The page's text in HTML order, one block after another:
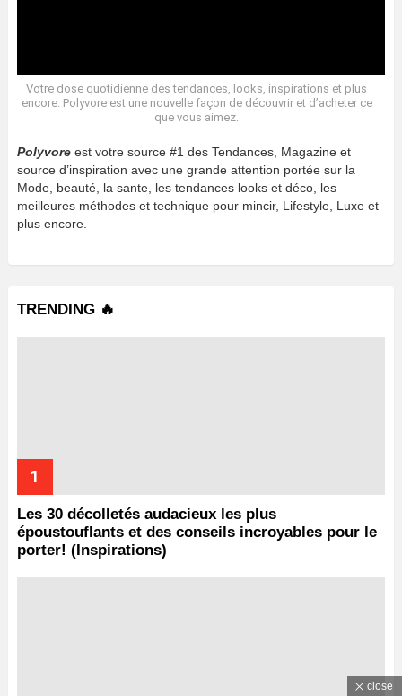
Votre dose quotidienne des tendances, looks, inspirations et plus
encore. Polyvore est une nouvelle façon de découvrir et d’acheter ce
que vous aimez.
Polyvore est votre source #1 des Tendances, Magazine et
source d’inspiration avec une grande attention portée sur la
Mode, beauté, la sante, les tendances looks et déco, les
meilleures méthodes et technique pour mincir, Lifestyle, Luxe et
plus encore.
TRENDING 🔥
Les 30 décolletés audacieux les plus
époustouflants et des conseils incroyables pour le
porter! (Inspirations)
close